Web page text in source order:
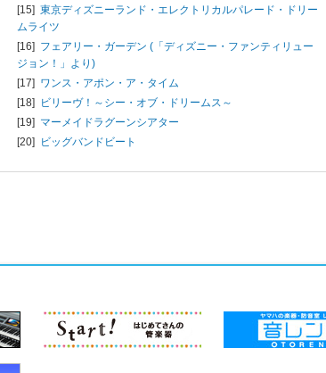
[15] 東京ディズニーランド・エレクトリカルパレード・ドリー
ムライツ
[16] フェアリー・ガーデン (「ディズニー・ファンティリュー
ジョン！」より)
[17] ワンス・アポン・ア・タイム
[18] ビリーヴ！～シー・オブ・ドリームス～
[19] マーメイドラグーンシアター
[20] ビッグバンドビート